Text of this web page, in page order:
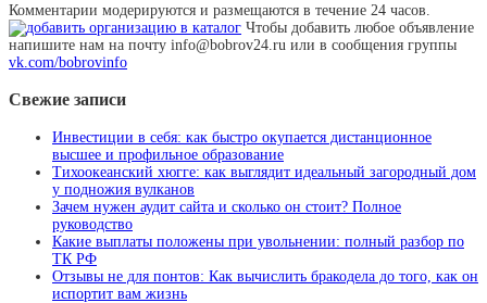
Комментарии модерируются и размещаются в течение 24 часов.
Чтобы добавить любое объявление
напишите нам на почту info@bobrov24.ru или в сообщения группы
vk.com/bobrovinfo
Свежие записи
Инвестиции в себя: как быстро окупается дистанционное
высшее и профильное образование
Тихоокеанский хюгге: как выглядит идеальный загородный дом
у подножия вулканов
Зачем нужен аудит сайта и сколько он стоит? Полное
руководство
Какие выплаты положены при увольнении: полный разбор по
ТК РФ
Отзывы не для понтов: Как вычислить бракодела до того, как он
испортит вам жизнь